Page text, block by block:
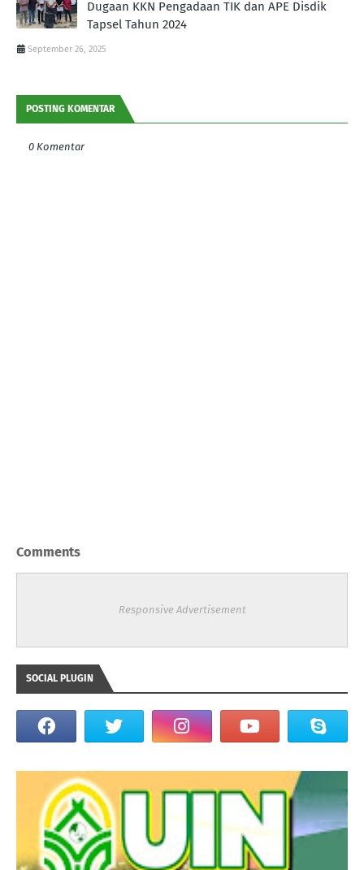
Dugaan KKN Pengadaan TIK dan APE Disdik
Tapsel Tahun 2024
September 26, 2025
POSTING KOMENTAR
0 Komentar
Comments
Responsive Advertisement
SOCIAL PLUGIN